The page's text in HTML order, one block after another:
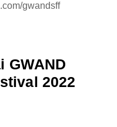
gwandsff
GWAND
2022